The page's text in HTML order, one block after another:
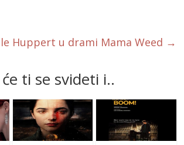
Huppert u drami Mama Weed →
ti se svideti i..